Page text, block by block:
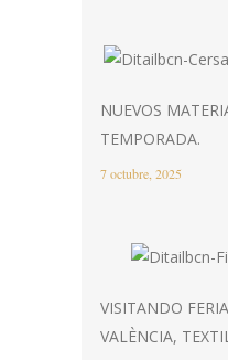
NUEVOS
TEMPORADA.
7 octubre, 2025
VISITANDO
VALÈNCIA,